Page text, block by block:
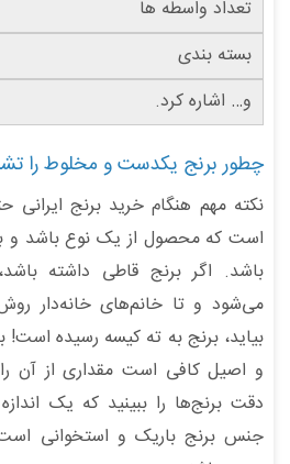
تعداد واسطه ها
بسته بندی
و… اشاره کرد.
چطور برنج یکدست و مخلوط را
نکته مهم هنگام خرید برنج
است که محصول از یک نوع باشد و
باشد. اگر برنج قاطی داشته
می‌شود و تا خانم‌های خانه‌دار
بیاید، برنج به ته کیسه رسیده
و اصیل کافی است مقداری از آن
دقت برنج‌ها را ببینید که یک
جنس برنج باریک و استخوانی